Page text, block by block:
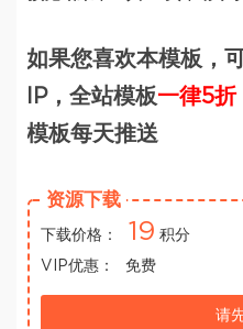
如果您喜欢本模板，
IP，全站模板一律5折
模板每天推送
资源下载
下载价格： 19 积分
VIP优惠：
免费
请